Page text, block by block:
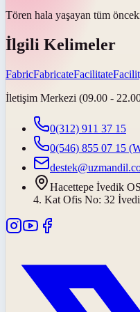
Tören hala yaşayan tüm
İlgili Kelimeler
FabricFabricateFacilitate
İletişim Merkezi (09.00 -
0(312) 911 37 15
0(546) 855 07 15
Hacettepe İvedik
4. Kat Ofis No: 32